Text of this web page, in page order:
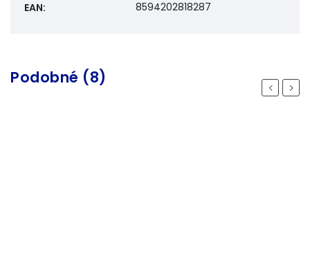
EAN: 8594202818287
Podobné (8) Previous
Next